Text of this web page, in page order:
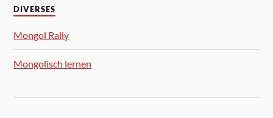
DIVERSES
Mongol Rally
Mongolisch lernen